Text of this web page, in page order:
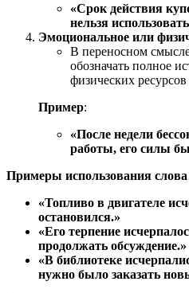
«Срок действия
нельзя
Эмоциональное или
В переносном
обозначать полное
физических ресурсов
Пример:
«После недели
работы, его силы
Примеры использования слова
«Топливо в двигателе
остановился.»
«Его терпение
продолжать обсуждение.»
«В библиотеке
нужно было заказать